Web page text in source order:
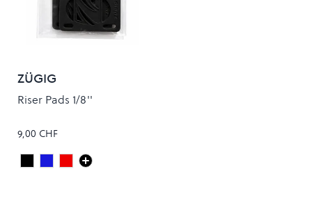
ZÜGIG
Riser Pads 1/8''
9,00 CHF
Colour
BlackBlueRed